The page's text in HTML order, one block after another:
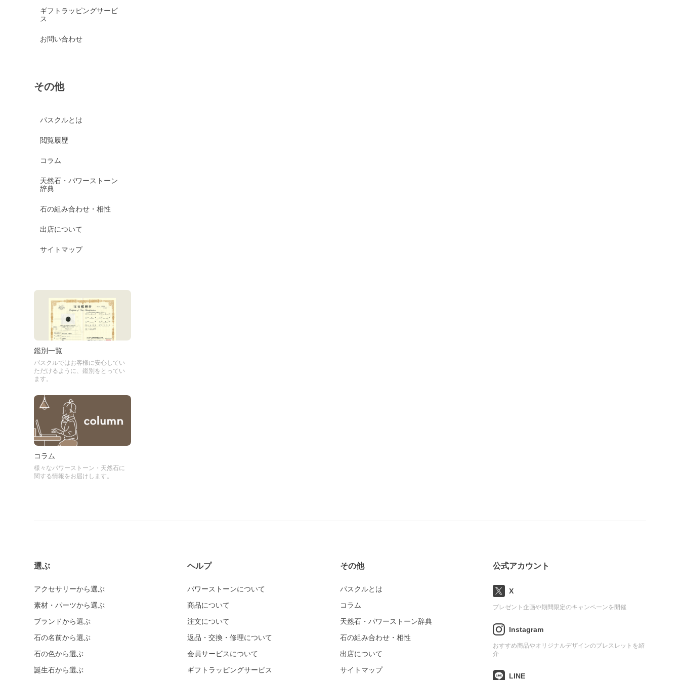
ギフトラッピングサービ
ス
お問い合わせ
その他
パスクルとは
閲覧履歴
コラム
天然石・パワーストーン
辞典
石の組み合わせ・相性
出店について
サイトマップ
鑑別一覧
パスクルではお客様に安心してい
ただけるように、鑑別をとってい
ます。
コラム
様々なパワーストーン・天然石に
関する情報をお届けします。
選ぶ
アクセサリーから選ぶ
素材・パーツから選ぶ
ブランドから選ぶ
石の名前から選ぶ
石の色から選ぶ
誕生石から選ぶ
ヘルプ
パワーストーンについて
商品について
注文について
返品・交換・修理について
会員サービスについて
ギフトラッピングサービス
その他
パスクルとは
コラム
天然石・パワーストーン辞典
石の組み合わせ・相性
出店について
サイトマップ
公式アカウント
X
プレゼント企画や期間限定のキャンペーンを開催
Instagram
おすすめ商品やオリジナルデザインのブレスレットを紹
介
LINE